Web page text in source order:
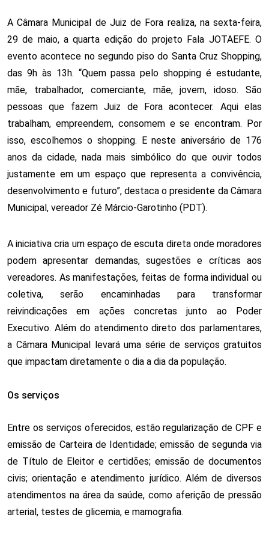
A Câmara Municipal de Juiz de Fora realiza, na sexta-feira,
29 de maio, a quarta edição do projeto Fala JOTAEFE. O
evento acontece no segundo piso do Santa Cruz Shopping,
das 9h às 13h. “Quem passa pelo shopping é estudante,
mãe, trabalhador, comerciante, mãe, jovem, idoso. São
pessoas que fazem Juiz de Fora acontecer. Aqui elas
trabalham, empreendem, consomem e se encontram. Por
isso, escolhemos o shopping. E neste aniversário de 176
anos da cidade, nada mais simbólico do que ouvir todos
justamente em um espaço que representa a convivência,
desenvolvimento e futuro”, destaca o presidente da Câmara
Municipal, vereador Zé Márcio-Garotinho (PDT).
A iniciativa cria um espaço de escuta direta onde moradores
podem apresentar demandas, sugestões e críticas aos
vereadores. As manifestações, feitas de forma individual ou
coletiva, serão encaminhadas para transformar
reivindicações em ações concretas junto ao Poder
Executivo. Além do atendimento direto dos parlamentares,
a Câmara Municipal levará uma série de serviços gratuitos
que impactam diretamente o dia a dia da população.
Os serviços
Entre os serviços oferecidos, estão regularização de CPF e
emissão de Carteira de Identidade; emissão de segunda via
de Título de Eleitor e certidões; emissão de documentos
civis; orientação e atendimento jurídico. Além de diversos
atendimentos na área da saúde, como aferição de pressão
arterial, testes de glicemia, e mamografia.